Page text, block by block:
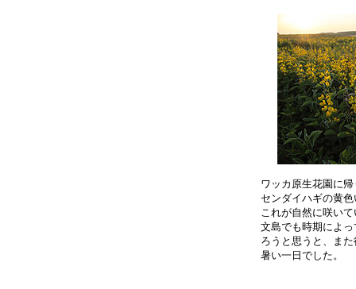
ワッカ原生花園に
センダイハギの黄
これが自然に咲い
文島でも時期によ
ろうと思うと、ま